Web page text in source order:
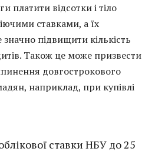
платити відсотки і тіло
ставками, а їх
підвищити кількість
Також це може призвести
довгострокового
наприклад, при купівлі
ставки НБУ до 25